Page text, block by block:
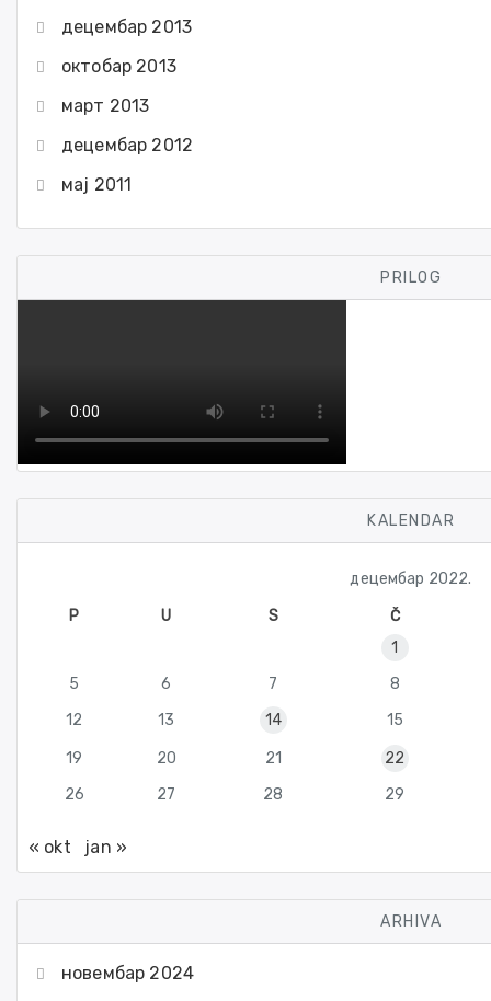
децембар 2013
октобар 2013
март 2013
децембар 2012
мај 2011
PRILOG
KALENDAR
децембар 2022.
P
U S
Č
1
5
6 7
8
12
13 14 15
19 20 21
22
26
27 28 29
« okt jan »
ARHIVA
новембар 2024